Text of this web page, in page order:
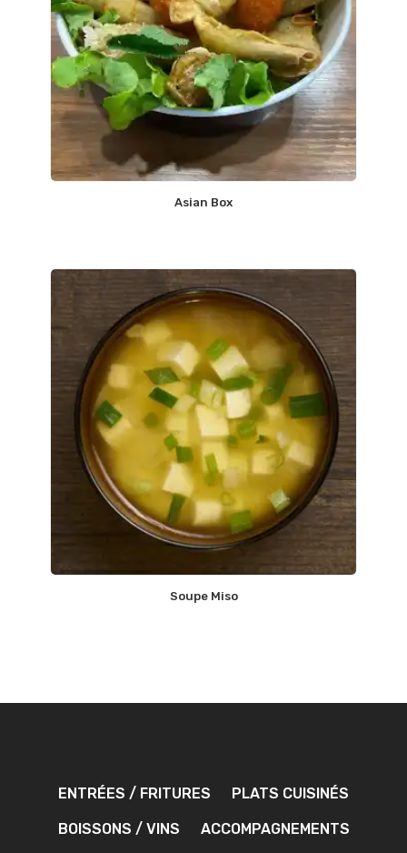
Asian Box
Soupe Miso
ENTRÉES / FRITURES PLATS CUISINÉS
BOISSONS / VINS ACCOMPAGNEMENTS